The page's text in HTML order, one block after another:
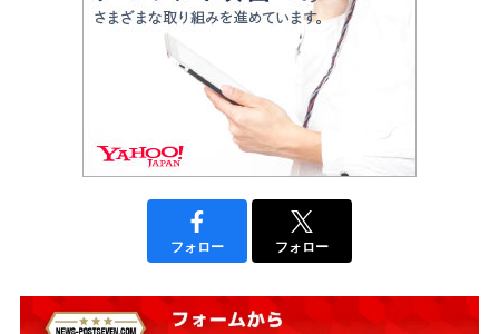
フォロー フォロー